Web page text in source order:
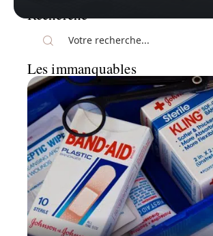
Recherche
Les immanquables